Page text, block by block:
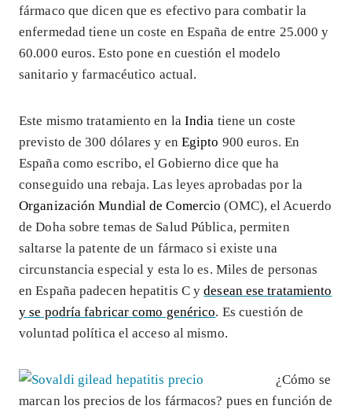
fármaco que dicen que es efectivo para combatir la
enfermedad tiene un coste en España de entre 25.000 y
60.000 euros. Esto pone en cuestión el modelo
sanitario y farmacéutico actual.
Este mismo tratamiento en la India tiene un coste
previsto de 300 dólares y en Egipto 900 euros. En
España como escribo, el Gobierno dice que ha
conseguido una rebaja. Las leyes aprobadas por la
Organización Mundial de Comercio (OMC), el Acuerdo
de Doha sobre temas de Salud Pública, permiten
saltarse la patente de un fármaco si existe una
circunstancia especial y esta lo es. Miles de personas
en España padecen hepatitis C ydesean ese tratamiento
y se podría fabricar como genérico. Es cuestión de
voluntad política el acceso al mismo.
¿Cómo se
marcan los precios de los fármacos? pues en función de